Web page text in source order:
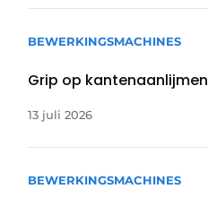
BEWERKINGSMACHINES
Grip op kantenaanlijmen
13 juli 2026
BEWERKINGSMACHINES